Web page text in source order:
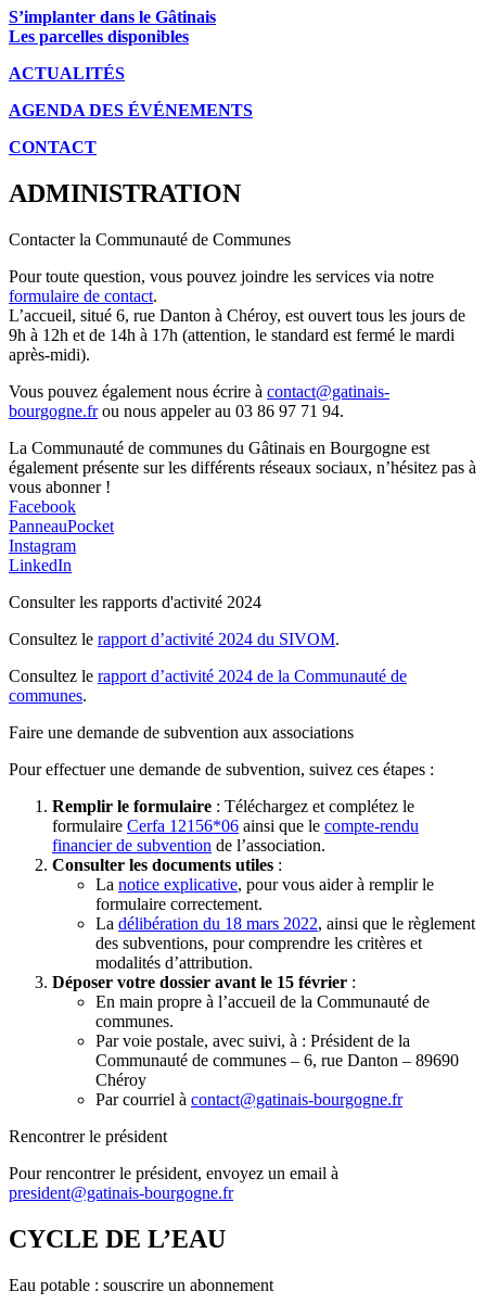
S’implanter dans le Gâtinais
Les parcelles disponibles
ACTUALITÉS
AGENDA DES ÉVÉNEMENTS
CONTACT
ADMINISTRATION
Contacter la Communauté de Communes
Pour toute question, vous pouvez joindre les services via notre
formulaire de contact.
L’accueil, situé 6, rue Danton à Chéroy, est ouvert tous les jours de
9h à 12h et de 14h à 17h (attention, le standard est fermé le mardi
après-midi).
Vous pouvez également nous écrire à contact@gatinais-
bourgogne.frou nous appeler au 03 86 97 71 94.
La Communauté de communes du Gâtinais en Bourgogne est
également présente sur les différents réseaux sociaux, n’hésitez pas à
vous abonner !
Facebook
PanneauPocket
Instagram
LinkedIn
Consulter les rapports d'activité 2024
Consultez le rapport d’activité 2024 du SIVOM.
Consultez le rapport d’activité 2024 de la Communauté de
communes.
Faire une demande de subvention aux associations
Pour effectuer une demande de subvention, suivez ces étapes :
Remplir le formulaire : Téléchargez et complétez le
formulaire Cerfa 12156*06 ainsi que le compte-rendu
financier de subvention de l’association.
Consulter les documents utiles :
La notice explicative, pour vous aider à remplir le
formulaire correctement.
La délibération du 18 mars 2022, ainsi que le règlement
des subventions, pour comprendre les critères et
modalités d’attribution.
Déposer votre dossier avant le 15 février :
En main propre à l’accueil de la Communauté de
communes.
Par voie postale, avec suivi, à : Président de la
Communauté de communes – 6, rue Danton – 89690
Chéroy
Par courriel à contact@gatinais-bourgogne.fr
Rencontrer le président
Pour rencontrer le président, envoyez un email à
president@gatinais-bourgogne.fr
CYCLE DE L’EAU
Eau potable : souscrire un abonnement